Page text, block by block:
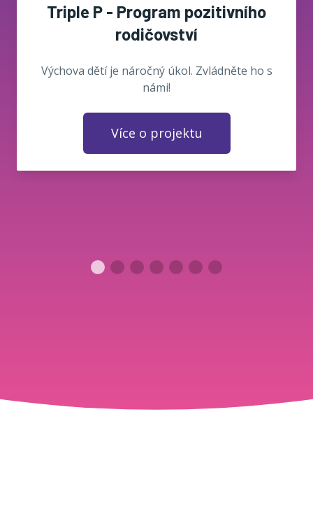
Triple P - Program pozitivního
rodičovství
Výchova dětí je náročný úkol. Zvládněte ho s
námi!
Více o projektu